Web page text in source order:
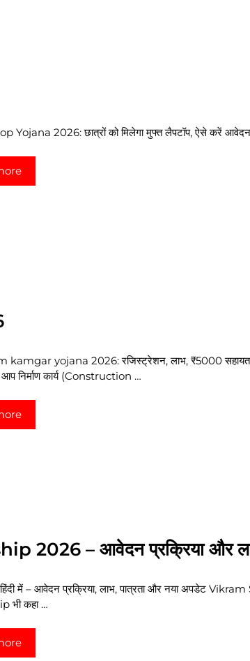
Yojana 2026: छात्रों को मिलेगा मुफ्त लैपटॉप, ऐसे करें आवेदन
kamgar yojana 2026: रजिस्ट्रेशन, लाभ, ₹5000
निर्माण कार्य (Construction …
2026 – आवेदन प्रक्रिया और
हिंदी में – आवेदन प्रक्रिया, लाभ, पात्रता और नया अपडेट
भी कहा …